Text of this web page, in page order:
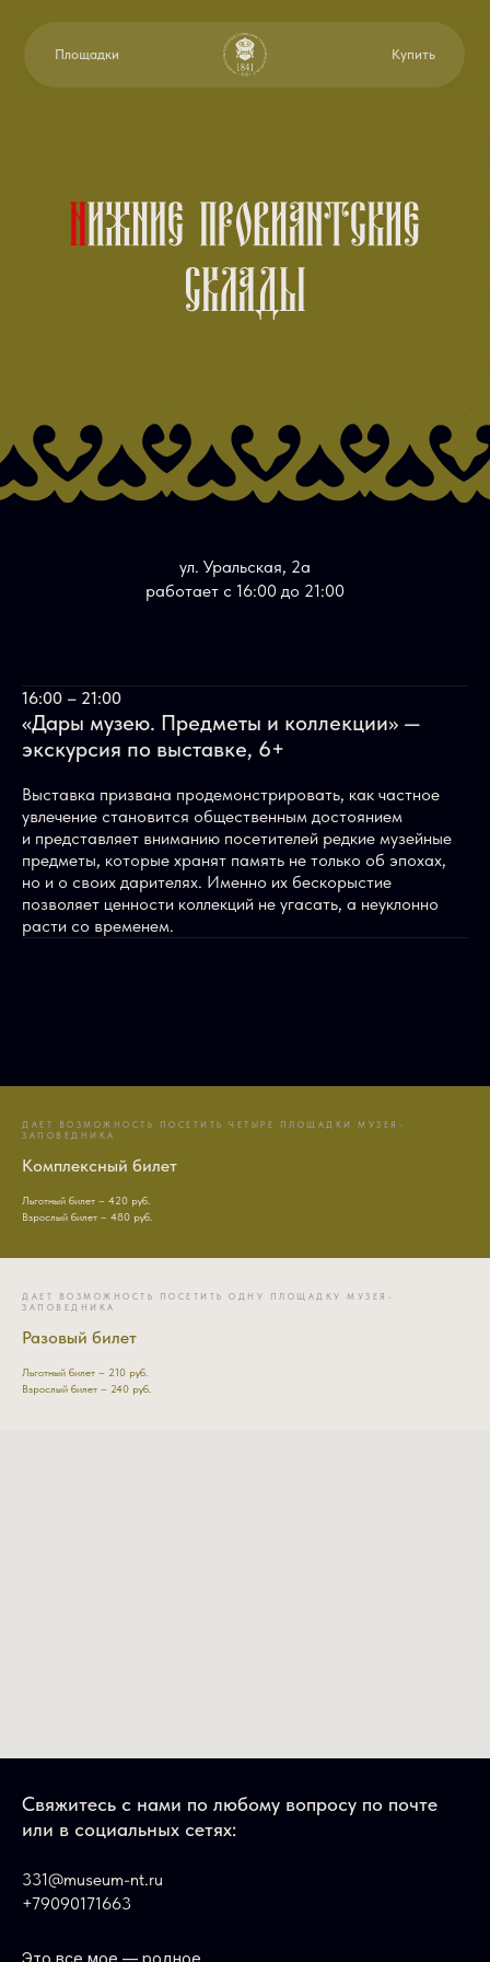
Площадки Купить
ул. Уральская, 2а
работает с 16:00 до 21:00
16:00 – 21:00
«Дары музею. Предметы и коллекции» —
экскурсия по выставке, 6+
Выставка призвана продемонстрировать, как частное
увлечение становится общественным достоянием
и представляет вниманию посетителей редкие музейные
предметы, которые хранят память не только об эпохах,
но и о своих дарителях. Именно их бескорыстие
позволяет ценности коллекций не угасать, а неуклонно
расти со временем.
ДАЕТ ВОЗМОЖНОСТЬ ПОСЕТИТЬ ЧЕТЫРЕ ПЛОЩАДКИ МУЗЕЯ-
ЗАПОВЕДНИКА
Комплексный билет
Льготный билет – 420 руб.
Взрослый билет – 480 руб.
ДАЕТ ВОЗМОЖНОСТЬ ПОСЕТИТЬ ОДНУ ПЛОЩАДКУ МУЗЕЯ-
ЗАПОВЕДНИКА
Разовый билет
Льготный билет – 210 руб.
Взрослый билет – 240 руб.
Свяжитесь с нами по любому вопросу по почте
или в социальных сетях:
331@museum-nt.ru
+79090171663